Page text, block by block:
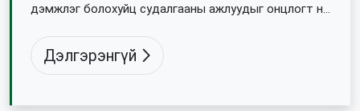
дэмжлэг болохуйц судалгааны ажлуудыг онцлогт нь
өргөн хүрээнд хийж гүйцэтгэдэг.
Дэлгэрэнгүй